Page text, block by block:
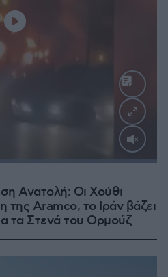
Ανατολή: Οι Χούθι
της Aramco, το Ιράν βάζει
τα Στενά του Ορμούζ